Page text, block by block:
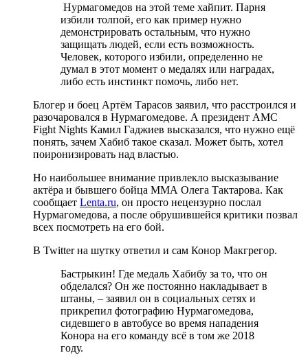
Нурмагомедов на этой теме хайпит. Парня
избили толпой, его как пример нужно
демонстрировать остальным, что нужно
защищать людей, если есть возможность.
Человек, которого избили, определенно не
думал в этот момент о медалях или наградах,
либо есть инстинкт помочь, либо нет.
Блогер и боец Артём Тарасов заявил, что расстроился и
разочаровался в Нурмагомедове. А президент AMC
Fight Nights Камил Гаджиев высказался, что нужно ещё
понять, зачем Хабиб такое сказал. Может быть, хотел
поиронизировать над властью.
Но наибольшее внимание привлекло высказывание
актёра и бывшего бойца ММА Олега Тактарова. Как
сообщает Lenta.ru, он просто нецензурно послал
Нурмагомедова, а после обрушившейся критики позвал
всех посмотреть на его бой.
В Twitter на шутку ответил и сам Конор Макгрегор.
Бастрыкин! Где медаль Хабибу за то, что он
обделался? Он же постоянно накладывает в
штаны, – заявил он в социальных сетях и
прикрепил фотографию Нурмагомедова,
сидевшего в автобусе во время нападения
Конора на его команду всё в том же 2018
году.